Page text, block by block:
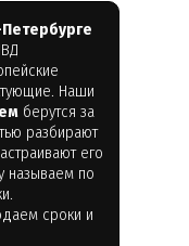
Наши
берутся за
разбирают
его
называем по
сроки и